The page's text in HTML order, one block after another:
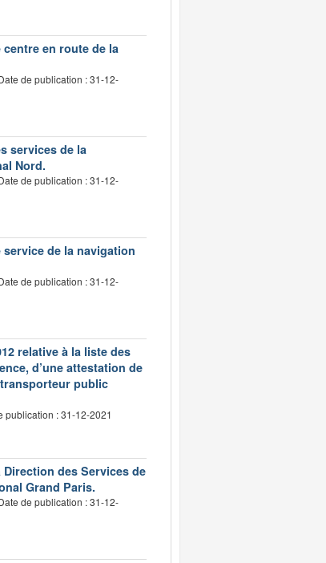
en route de la
de publication : 31-12-
services de la
Nord.
de publication : 31-12-
de la navigation
de publication : 31-12-
relative à la liste des
d’une attestation de
public
publication : 31-12-2021
des Services de
Grand Paris.
de publication : 31-12-